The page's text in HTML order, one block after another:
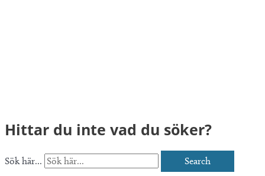
Hittar du inte vad du söker?
Sök här... Search